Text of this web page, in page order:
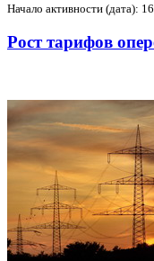
Начало активности (дата):
Рост тарифов